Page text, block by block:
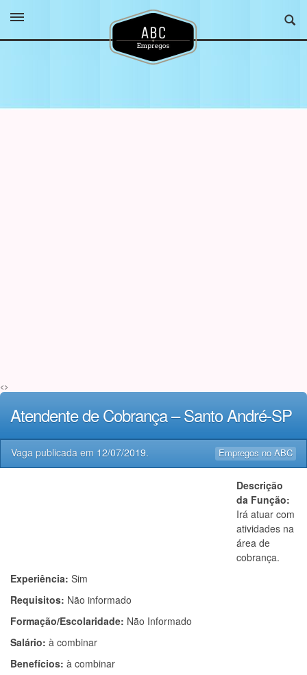
<>
Atendente de Cobrança – Santo André-SP
Empregos no ABC
Vaga publicada em 12/07/2019.
Descrição
da Função:
Irá atuar com
atividades na
área de
cobrança.
Experiência: Sim
Requisitos: Não informado
Formação/Escolaridade: Não Informado
Salário: à combinar
Benefícios: à combinar